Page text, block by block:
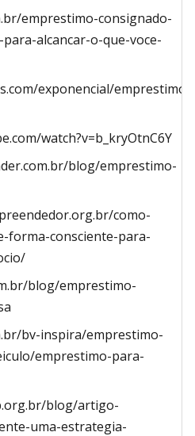
emprestimo-consignado-
alcancar-o-que-voce-
exponencial/emprestimo-
watch?v=b_kryOtnC6Y
blog/emprestimo-
como-
forma-consciente-para-
blog/emprestimo-
bv-inspira/emprestimo-
emprestimo-para-
blog/artigo-
uma-estrategia-